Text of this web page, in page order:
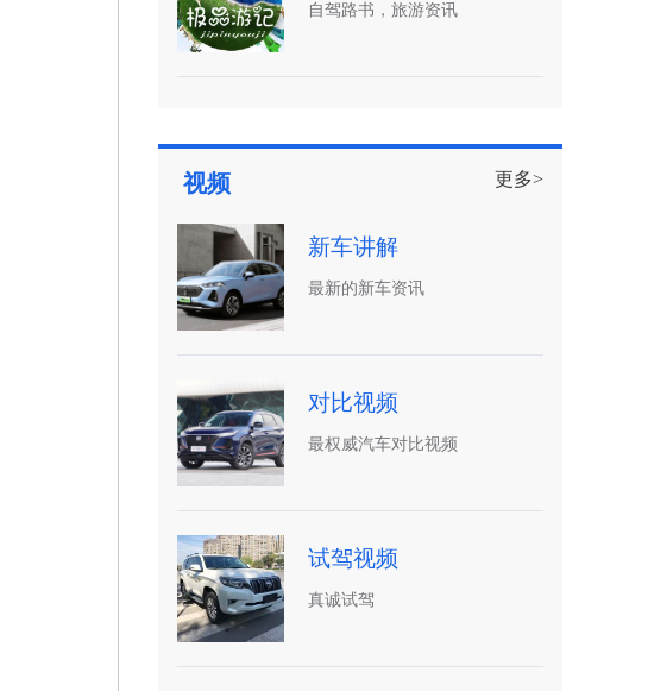
自驾路书，旅游资讯
视频 更多>
新车讲解
最新的新车资讯
对比视频
最权威汽车对比视频
试驾视频
真诚试驾